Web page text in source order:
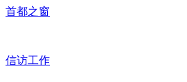
首都之窗
信访工作